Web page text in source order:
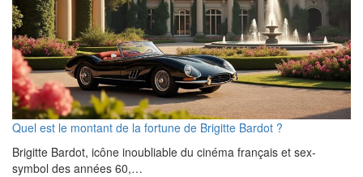
Quel est le montant de la fortune de Brigitte Bardot ?
Brigitte Bardot, icône inoubliable du cinéma français et sex-
symbol des années 60,…